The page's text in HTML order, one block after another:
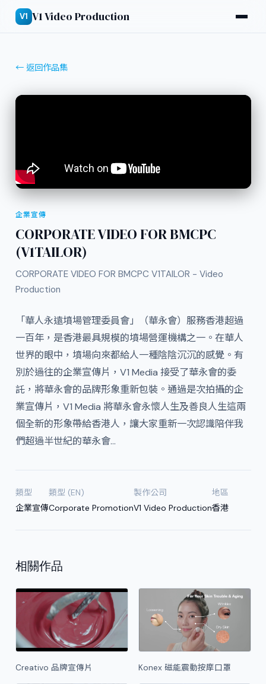
V1 V1 Video Production
← 返回作品集
企業宣傳
CORPORATE VIDEO FOR BMCPC
(V1TAILOR)
CORPORATE VIDEO FOR BMCPC V1TAILOR - Video
Production
「華人永遠墳場管理委員會」（華永會）服務香港超過
一百年，是香港最具規模的墳場營運機構之一。在華人
世界的眼中，墳場向來都給人一種陰陰沉沉的感覺。有
別於過往的企業宣傳片，V1 Media 接受了華永會的委
託，將華永會的品牌形象重新包裝。通過是次拍攝的企
業宣傳片，V1 Media 將華永會永懷人生及善良人生這兩
個全新的形象帶給香港人，讓大家重新一次認識陪伴我
們超過半世紀的華永會…
類型
企業宣傳
類型 (EN)
Corporate Promotion
製作公司
V1 Video Production
地區
香港
相關作品
Creativo 品牌宣傳片 Konex 磁能震動按摩口罩